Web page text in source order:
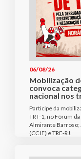
06/08/26
Mobilização
convoca
nacional nos
Participe da
TRT-1, no Fórum
Almirante Barroso;
(CCJF) e TRE-RJ.